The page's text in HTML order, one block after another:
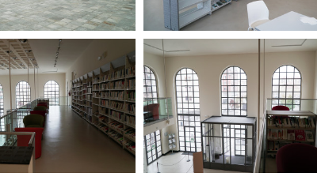
LOCATION GUIDE
FILM DATABASE
BOOK DATABASE
NEWS
Locarno
Mostra
Toronto
Festa
Torino
David di
Nastri